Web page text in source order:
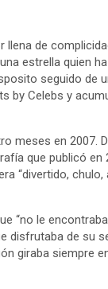
de
estrella quien
seguido de un
Celebs y
meses en 2007.
que publicó en
“divertido,
“no le
disfrutaba de su
giraba siempre